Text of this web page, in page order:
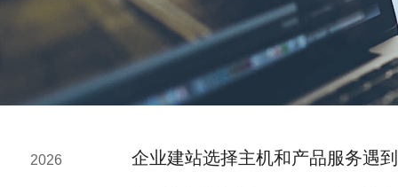
2026 企业建站选择主机和产品服务遇